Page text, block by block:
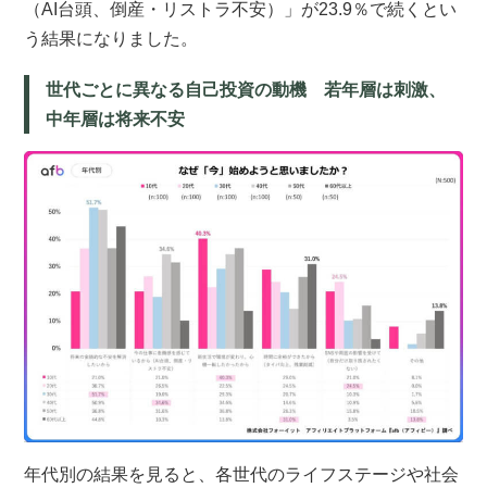
（AI台頭、倒産・リストラ不安）」が23.9％で続くとい
う結果になりました。
世代ごとに異なる自己投資の動機 若年層は刺激、
中年層は将来不安
年代別の結果を見ると、各世代のライフステージや社会